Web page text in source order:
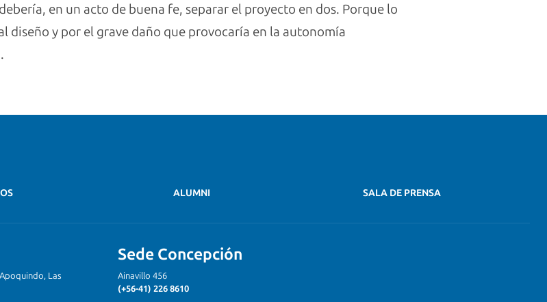
en un acto de buena fe, separar el proyecto en dos. Porque lo
diseño y por el grave daño que provocaría en la autonomía
ALUMNI SALA DE PRENSA
Las
Sede Concepción
Ainavillo 456
(+56-41) 226 8610